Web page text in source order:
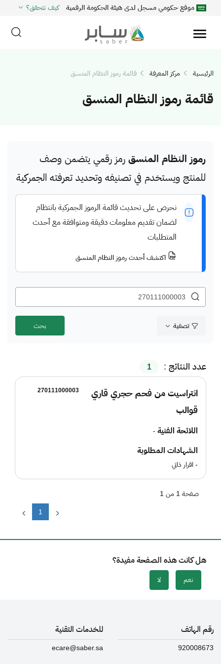
موقع حكومي مسجل لدى هيئة الحكومة الرقمية كيف تتحقق؟
الرئيسية مركز المعرفة قائمة رموز النظام المنسق
قائمة رموز النظام المنسق
رموز النظام المنسق رمز رقمي يتضمن وصف
للمنتج ويستخدم في تصنيفه وتحديد تعرفته الجمركية
نحرص على تحديث قائمة الرموز الجمركية بانتظام
لضمان تقديم معلومات دقيقة ومتوافقة مع أحدث
المتطلبات
اكتشف أحدث رموز النظام المنسق
تصفية
عدد النتائج : 1
270111000003
انتراسيت من فحم حجري قاري
قوالب
اللائحة الفنية -
الشهادات المطلوبة
- اقرار ذاتي
1
صفحة 1 من 1
هل كانت هذه الصفحة مفيدة؟
نعم لا
رقم الهاتف
920008673
للخدمات التقنية
ecare@saber.sa